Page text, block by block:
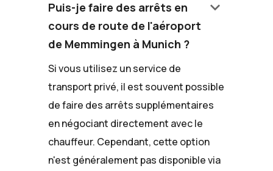
Puis-je faire des arrêts en
cours de route de l'aéroport
de Memmingen à Munich ?
keyboard_arrow_down
Si vous utilisez un service de
transport privé, il est souvent possible
de faire des arrêts supplémentaires
en négociant directement avec le
chauffeur. Cependant, cette option
n'est généralement pas disponible via